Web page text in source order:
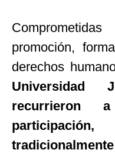
promoción,
derechos
Universidad
recurrieron